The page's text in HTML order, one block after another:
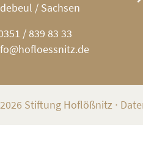
/ Sachsen
/ 839 83 33
Stiftung Hoflößnitz ∙